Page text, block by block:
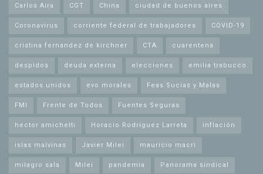
Carlos Aira CGT China ciudad de buenos aires
Coronavirus corriente federal de trabajadores COVID-19
cristina fernandez de kirchner CTA cuarentena
despidos deuda externa elecciones emilia trabucco
estados unidos evo morales Feas Sucias y Malas
FMI Frente de Todos Fuentes Seguras
hector amichetti Horacio Rodríguez Larreta inflación
islas malvinas Javier Milei mauricio macri
milagro sala Milei pandemia Panorama sindical